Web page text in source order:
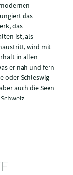
das
das
ist, als
wird mit
in allen
er nah und fern
oder Schleswig-
auch die Seen